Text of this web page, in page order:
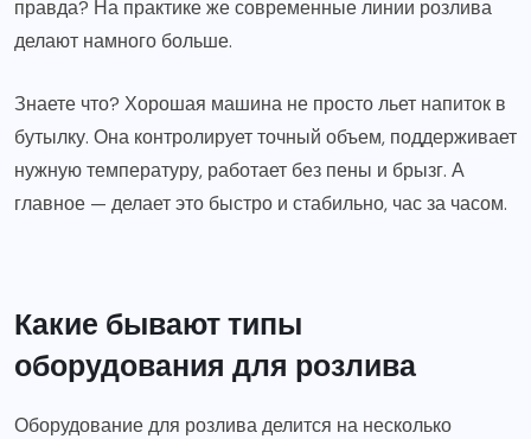
правда? На практике же современные линии розлива
делают намного больше.
Знаете что? Хорошая машина не просто льет напиток в
бутылку. Она контролирует точный объем, поддерживает
нужную температуру, работает без пены и брызг. А
главное — делает это быстро и стабильно, час за часом.
Какие бывают типы
оборудования для розлива
Оборудование для розлива делится на несколько